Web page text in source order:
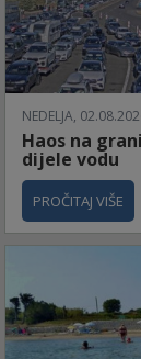
NEDELJA,
Haos na
dijele vodu
PROČITAJ VIŠE